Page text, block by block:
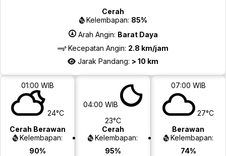
Cerah
Kelembapan: 85%
Arah Angin: Barat Daya
Kecepatan Angin: 2.8 km/jam
Jarak Pandang: > 10 km
01:00 WIB
24°C
Cerah Berawan
Kelembapan:
90%
04:00 WIB
23°C
Cerah
Kelembapan:
95%
07:00 WIB
27°C
Berawan
Kelembapan:
74%